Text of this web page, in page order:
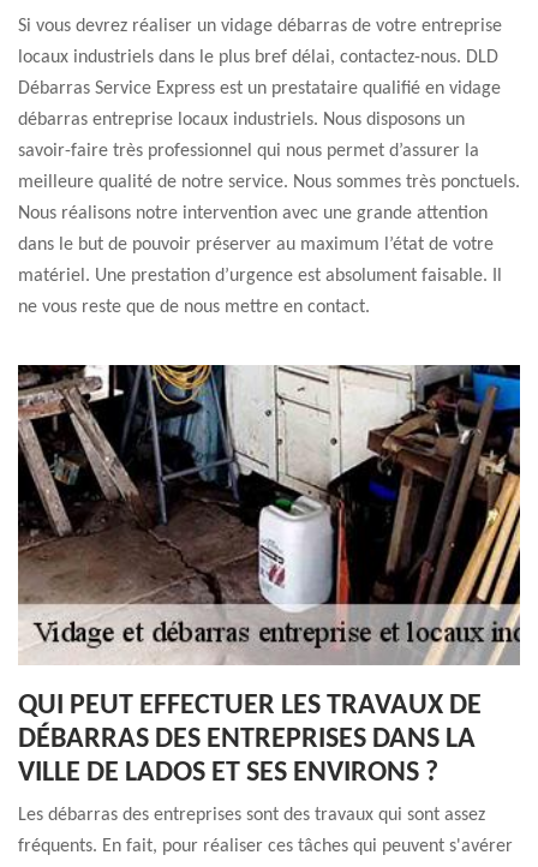
Si vous devrez réaliser un vidage débarras de votre entreprise
locaux industriels dans le plus bref délai, contactez-nous. DLD
Débarras Service Express est un prestataire qualifié en vidage
débarras entreprise locaux industriels. Nous disposons un
savoir-faire très professionnel qui nous permet d’assurer la
meilleure qualité de notre service. Nous sommes très ponctuels.
Nous réalisons notre intervention avec une grande attention
dans le but de pouvoir préserver au maximum l’état de votre
matériel. Une prestation d’urgence est absolument faisable. Il
ne vous reste que de nous mettre en contact.
QUI PEUT EFFECTUER LES TRAVAUX DE
DÉBARRAS DES ENTREPRISES DANS LA
VILLE DE LADOS ET SES ENVIRONS ?
Les débarras des entreprises sont des travaux qui sont assez
fréquents. En fait, pour réaliser ces tâches qui peuvent s'avérer